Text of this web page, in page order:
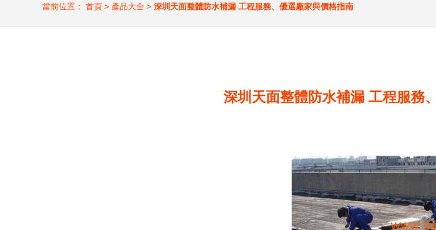
當前位置： 首頁 > 產品大全 > 深圳天面整體防水補漏 工程服務、優選廠家與價格指南
深圳天面整體防水補漏 工程服務